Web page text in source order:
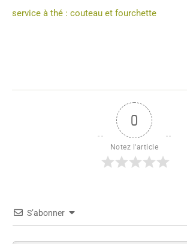
service à thé : couteau et fourchette
0
Notez l'article
S’abonner